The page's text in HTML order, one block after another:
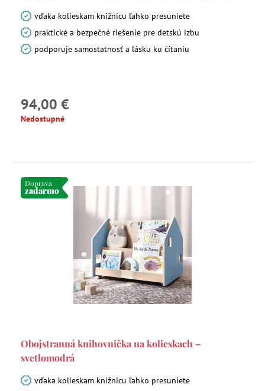
vďaka kolieskam knižnicu ľahko presuniete
praktické a bezpečné riešenie pre detskú izbu
podporuje samostatnosť a lásku ku čítaniu
94,00 €
Nedostupné
Doprava
zadarmo
Obojstranná knihovnička na kolieskach –
svetlomodrá
vďaka kolieskam knižnicu ľahko presuniete